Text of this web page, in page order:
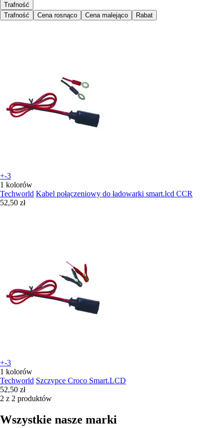
Trafność
Trafność
Cena rosnąco Cena malejąco Rabat
+-3
1 kolorów
Techworld Kabel połączeniowy do ładowarki smart.lcd CCR
52,50 zł
+-3
1 kolorów
Techworld Szczypce Croco Smart.LCD
52,50 zł
2 z 2 produktów
Wszystkie nasze marki